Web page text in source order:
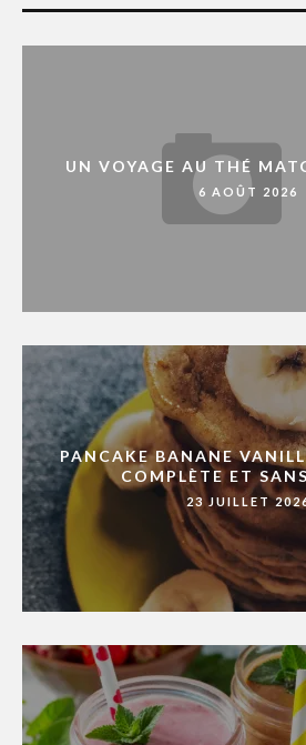
UN VOYAGE AU THÉ
6 AOÛT 2026
PANCAKE BANANE
COMPLÈTE ET
23 JUILLET